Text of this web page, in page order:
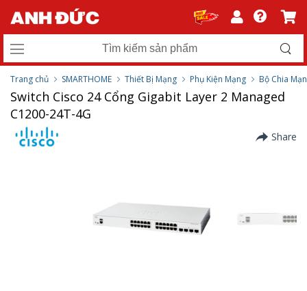
Trang chủ SMARTHOME Thiết Bị Mạng Phụ Kiện Mạng Bộ Chia
Switch Cisco 24 Cổng Gigabit Layer 2 Managed
C1200-24T-4G
Share